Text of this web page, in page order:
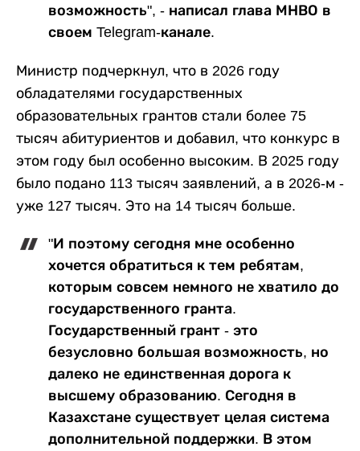
возможность", - написал глава МНВО в
своем Telegram-канале.
Министр подчеркнул, что в 2026 году
обладателями государственных
образовательных грантов стали более 75
тысяч абитуриентов и добавил, что конкурс в
этом году был особенно высоким. В 2025 году
было подано 113 тысяч заявлений, а в 2026-м -
уже 127 тысяч. Это на 14 тысяч больше.
"И поэтому сегодня мне особенно
хочется обратиться к тем ребятам,
которым совсем немного не хватило до
государственного гранта.
Государственный грант - это
безусловно большая возможность, но
далеко не единственная дорога к
высшему образованию. Сегодня в
Казахстане существует целая система
дополнительной поддержки. В этом